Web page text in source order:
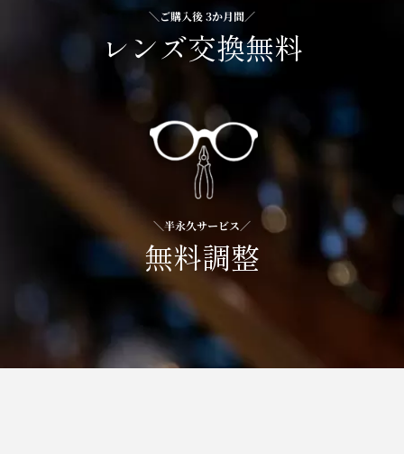
＼ご購入後 3か月間／
レンズ交換無料
＼半永久サービス／
無料調整